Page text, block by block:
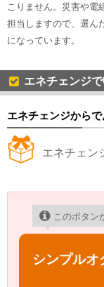
こりません。災害や電
担当しますので、選ん
になっています。
エネチェンジ
エネチェンジから
エネチェン
このボタン
シンプルオ